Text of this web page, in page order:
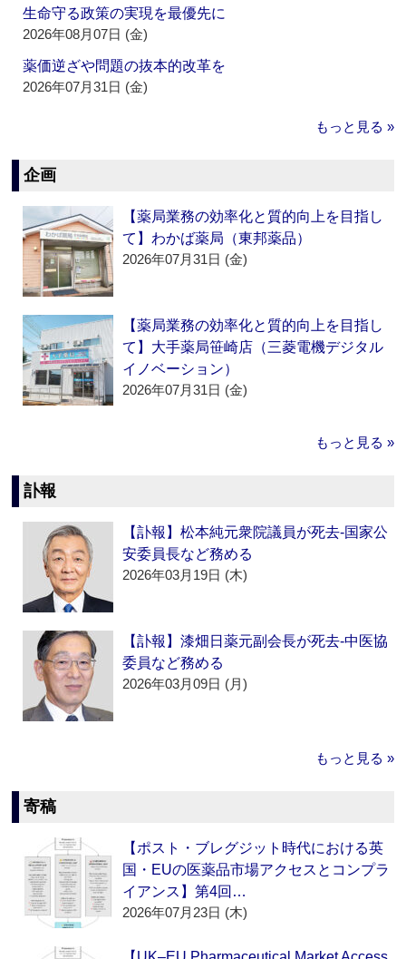
生命守る政策の実現を最優先に
2026年08月07日 (金)
薬価逆ざや問題の抜本的改革を
2026年07月31日 (金)
もっと見る »
企画
【薬局業務の効率化と質的向上を目指し
て】わかば薬局（東邦薬品）
2026年07月31日 (金)
【薬局業務の効率化と質的向上を目指し
て】大手薬局笹崎店（三菱電機デジタル
イノベーション）
2026年07月31日 (金)
もっと見る »
訃報
【訃報】松本純元衆院議員が死去‐国家公
安委員長など務める
2026年03月19日 (木)
【訃報】漆畑日薬元副会長が死去‐中医協
委員など務める
2026年03月09日 (月)
もっと見る »
寄稿
【ポスト・ブレグジット時代における英
国・EUの医薬品市場アクセスとコンプラ
イアンス】第4回…
2026年07月23日 (木)